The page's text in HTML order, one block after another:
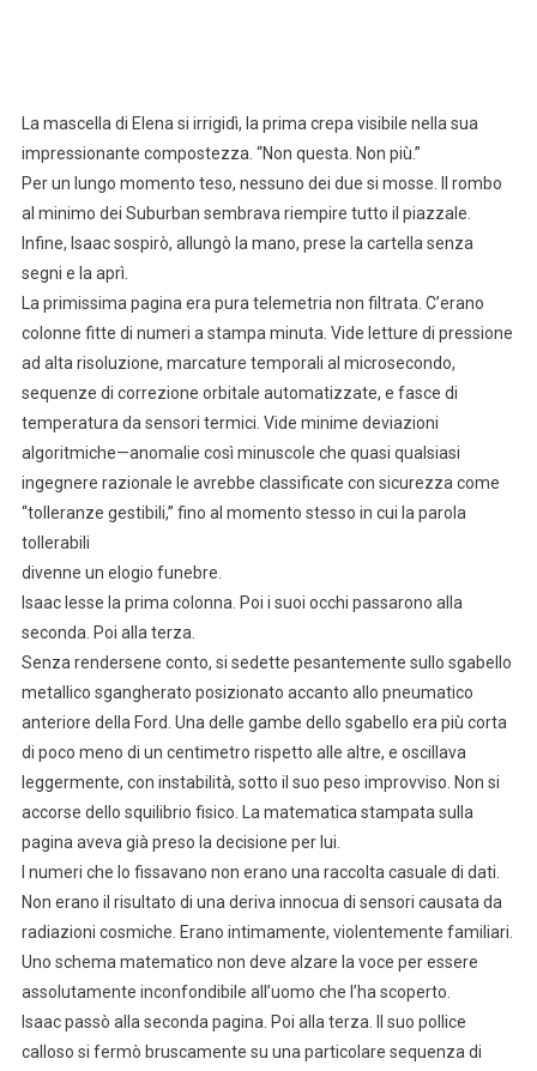
La mascella di Elena si irrigidì, la prima crepa visibile nella sua
impressionante compostezza. “Non questa. Non più.”
Per un lungo momento teso, nessuno dei due si mosse. Il rombo
al minimo dei Suburban sembrava riempire tutto il piazzale.
Infine, Isaac sospirò, allungò la mano, prese la cartella senza
segni e la aprì.
La primissima pagina era pura telemetria non filtrata. C’erano
colonne fitte di numeri a stampa minuta. Vide letture di pressione
ad alta risoluzione, marcature temporali al microsecondo,
sequenze di correzione orbitale automatizzate, e fasce di
temperatura da sensori termici. Vide minime deviazioni
algoritmiche—anomalie così minuscole che quasi qualsiasi
ingegnere razionale le avrebbe classificate con sicurezza come
“tolleranze gestibili,” fino al momento stesso in cui la parola
tollerabili
divenne un elogio funebre.
Isaac lesse la prima colonna. Poi i suoi occhi passarono alla
seconda. Poi alla terza.
Senza rendersene conto, si sedette pesantemente sullo sgabello
metallico sgangherato posizionato accanto allo pneumatico
anteriore della Ford. Una delle gambe dello sgabello era più corta
di poco meno di un centimetro rispetto alle altre, e oscillava
leggermente, con instabilità, sotto il suo peso improvviso. Non si
accorse dello squilibrio fisico. La matematica stampata sulla
pagina aveva già preso la decisione per lui.
I numeri che lo fissavano non erano una raccolta casuale di dati.
Non erano il risultato di una deriva innocua di sensori causata da
radiazioni cosmiche. Erano intimamente, violentemente familiari.
Uno schema matematico non deve alzare la voce per essere
assolutamente inconfondibile all’uomo che l’ha scoperto.
Isaac passò alla seconda pagina. Poi alla terza. Il suo pollice
calloso si fermò bruscamente su una particolare sequenza di